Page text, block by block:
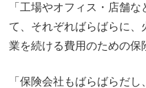
「工場やオフィス・店舗
て、それぞればらばらに
業を続ける費用のための保
「保険会社もばらばらだ